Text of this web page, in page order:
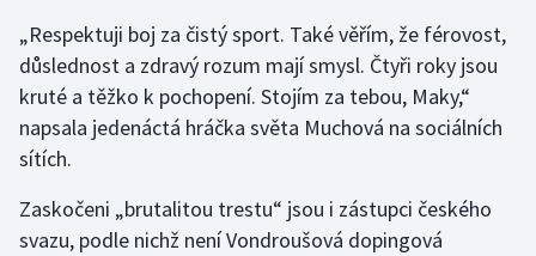
Golf
Gymnastika
Házená
Jezdectví
„Respektuji boj za čistý sport. Také věřím, že férovost,
důslednost a zdravý rozum mají smysl. Čtyři roky jsou
kruté a těžko k pochopení. Stojím za tebou, Maky,“
napsala jedenáctá hráčka světa Muchová na sociálních
sítích.
Zaskočeni „brutalitou trestu“ jsou i zástupci českého
svazu, podle nichž není Vondroušová dopingová